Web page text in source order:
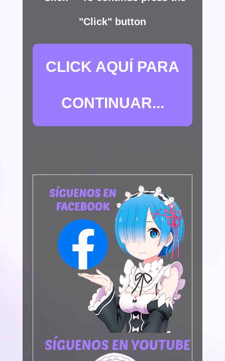
"Click" button
CLICK AQUÍ PARA
CONTINUAR...